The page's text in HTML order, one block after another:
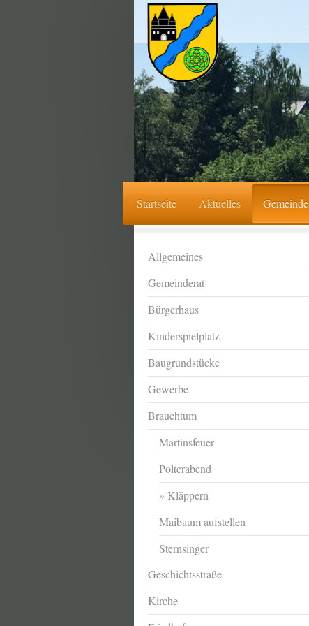
Startseite Aktuelles Gemeinde
Allgemeines
Gemeinderat
Bürgerhaus
Kinderspielplatz
Baugrundstücke
Gewerbe
Brauchtum
Martinsfeuer
Polterabend
Kläppern
Maibaum aufstellen
Sternsinger
Geschichtsstraße
Kirche